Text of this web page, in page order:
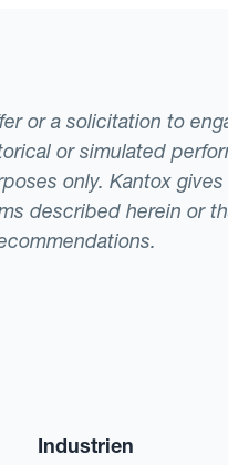
or a solicitation to
or simulated
only. Kantox
described herein or
Industrien